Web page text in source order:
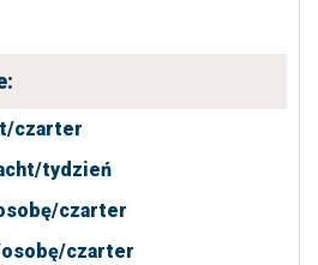
czarter
tydzień
czarter
osobę/czarter